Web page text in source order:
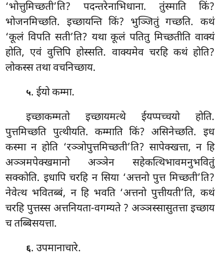
‘भोत्तुमिच्छती’ति? पदन्तरेनाभिधाना. तुंस्माति किं?
भोजनमिच्छति. इच्छायन्ति किं? भुञ्जितुं गच्छति. कथं
‘कूलं विपति सती’ति? यथा कूलं पतितु मिच्छतीति वाक्यं
होति, एवं वुत्तिपि होस्सति. वाक्यमेव चरहि कथं होति?
लोकस्स तथा वचनिच्छाय.
५. ईयो कम्मा.
इच्छाकम्मतो इच्छायमत्थे ईयप्पच्चयो होति.
पुत्तमिच्छति पुत्थीयति. कम्माति किं? असिनेच्छति. इध
कस्मा न होति ‘रञ्ञोपुत्तमिच्छती’ति? सापेक्खत्ता, न हि
अञ्ञमपेक्खमानो अञ्ञेन सहेकत्थिभावमनुभवितुं
सक्कोति. इधापि चरहि न सिया ‘अत्तनो पुत्त मिच्छती’ति?
नेवेत्थ भवितब्बं, न हि भवति ‘अत्तनो पुत्तीयती’ति, कथं
चरहि पुत्तस्स अत्तनियता-वगम्यते? अञ्ञस्सासुतत्ता इच्छाय
च तब्बिसयत्ता.
६. उपमानाचारे.